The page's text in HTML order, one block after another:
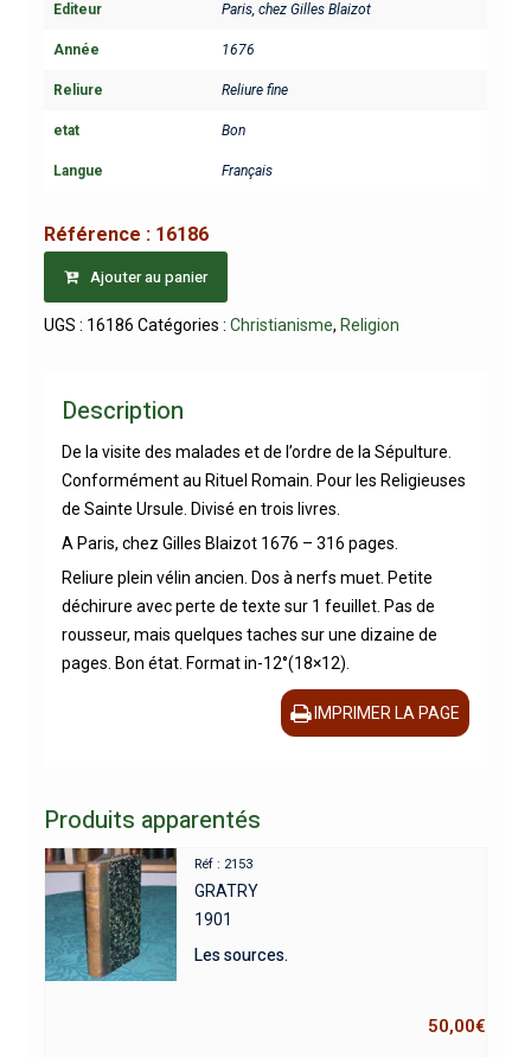
Editeur Paris, chez Gilles Blaizot
Année 1676
Reliure Reliure fine
etat Bon
Langue Français
Référence : 16186
Ajouter au panier
UGS : 16186 Catégories : Christianisme, Religion
Description
De la visite des malades et de l’ordre de la Sépulture.
Conformément au Rituel Romain. Pour les Religieuses
de Sainte Ursule. Divisé en trois livres.
A Paris, chez Gilles Blaizot 1676 – 316 pages.
Reliure plein vélin ancien. Dos à nerfs muet. Petite
déchirure avec perte de texte sur 1 feuillet. Pas de
rousseur, mais quelques taches sur une dizaine de
pages. Bon état. Format in-12°(18×12).
IMPRIMER LA PAGE
Produits apparentés
Réf : 2153
GRATRY
1901
Les sources.
50,00€